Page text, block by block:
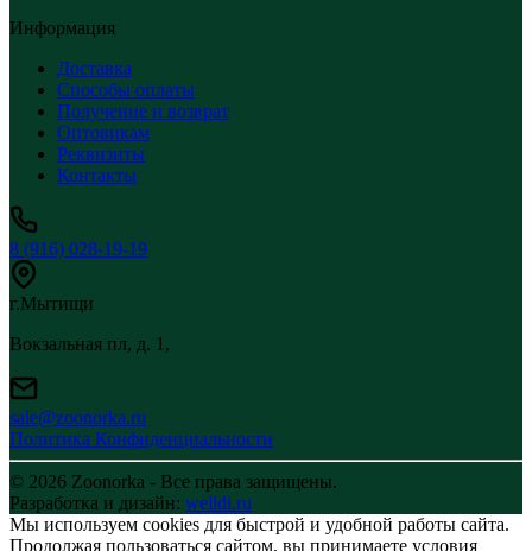
Информация
Доставка
Способы оплаты
Получение и возврат
Оптовикам
Реквизиты
Контакты
8 (916) 028-19-19
г.Мытищи
Вокзальная пл, д. 1,
sale@zoonorka.ru
Политика Конфиденциальности
© 2026 Zoonorka - Все права защищены.
Разработка и дизайн: welldi.ru
Мы используем cookies для быстрой и удобной работы сайта.
Продолжая пользоваться сайтом, вы принимаете условия